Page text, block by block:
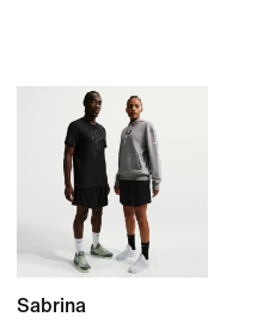
Sabrina